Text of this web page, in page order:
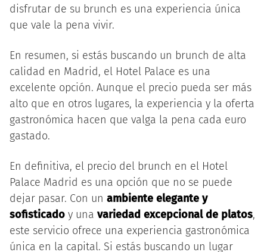
disfrutar de su brunch es una experiencia única
que vale la pena vivir.
En resumen, si estás buscando un brunch de alta
calidad en Madrid, el Hotel Palace es una
excelente opción. Aunque el precio pueda ser más
alto que en otros lugares, la experiencia y la oferta
gastronómica hacen que valga la pena cada euro
gastado.
En definitiva, el precio del brunch en el Hotel
Palace Madrid es una opción que no se puede
dejar pasar. Con un ambiente elegante y
sofisticado y una variedad excepcional de platos,
este servicio ofrece una experiencia gastronómica
única en la capital. Si estás buscando un lugar